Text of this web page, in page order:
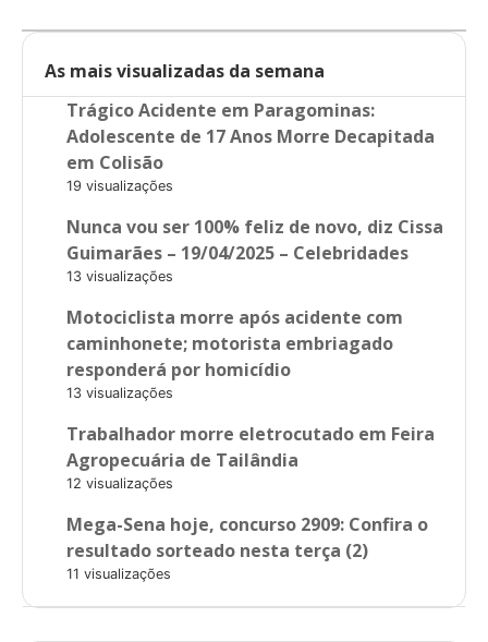
As mais visualizadas da semana
Trágico Acidente em Paragominas:
Adolescente de 17 Anos Morre Decapitada
em Colisão
19 visualizações
Nunca vou ser 100% feliz de novo, diz Cissa
Guimarães – 19/04/2025 – Celebridades
13 visualizações
Motociclista morre após acidente com
caminhonete; motorista embriagado
responderá por homicídio
13 visualizações
Trabalhador morre eletrocutado em Feira
Agropecuária de Tailândia
12 visualizações
Mega-Sena hoje, concurso 2909: Confira o
resultado sorteado nesta terça (2)
11 visualizações